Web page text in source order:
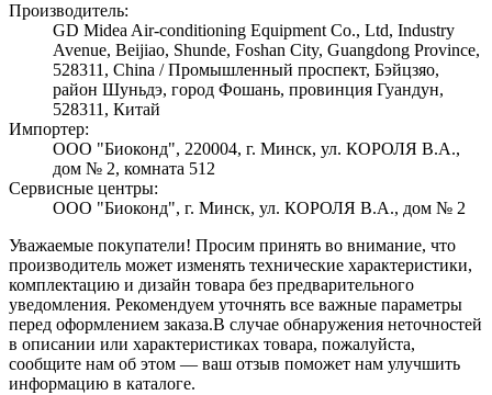
Производитель:
GD Midea Air-conditioning Equipment Co., Ltd, Industry
Avenue, Beijiao, Shunde, Foshan City, Guangdong Province,
528311, China / Промышленный проспект, Бэйцзяо,
район Шуньдэ, город Фошань, провинция Гуандун,
528311, Китай
Импортер:
ООО "Биоконд", 220004, г. Минск, ул. КОРОЛЯ В.А.,
дом № 2, комната 512
Сервисные центры:
ООО "Биоконд", г. Минск, ул. КОРОЛЯ В.А., дом № 2
Уважаемые покупатели! Просим принять во внимание, что
производитель может изменять технические характеристики,
комплектацию и дизайн товара без предварительного
уведомления. Рекомендуем уточнять все важные параметры
перед оформлением заказа.В случае обнаружения неточностей
в описании или характеристиках товара, пожалуйста,
сообщите нам об этом — ваш отзыв поможет нам улучшить
информацию в каталоге.